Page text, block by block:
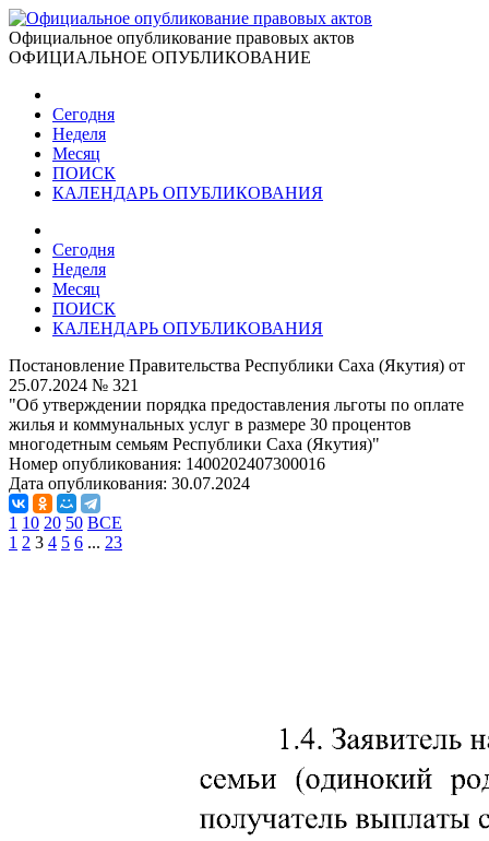
Официальное опубликование правовых актов
ОФИЦИАЛЬНОЕ ОПУБЛИКОВАНИЕ
Сегодня
Неделя
Месяц
ПОИСК
КАЛЕНДАРЬ ОПУБЛИКОВАНИЯ
Сегодня
Неделя
Месяц
ПОИСК
КАЛЕНДАРЬ ОПУБЛИКОВАНИЯ
Постановление Правительства Республики Саха (Якутия) от
25.07.2024 № 321
"Об утверждении порядка предоставления льготы по оплате
жилья и коммунальных услуг в размере 30 процентов
многодетным семьям Республики Саха (Якутия)"
Номер опубликования: 1400202407300016
Дата опубликования: 30.07.2024
1 10 20 50 ВСЕ
1 2 3 4 5 6 ... 23